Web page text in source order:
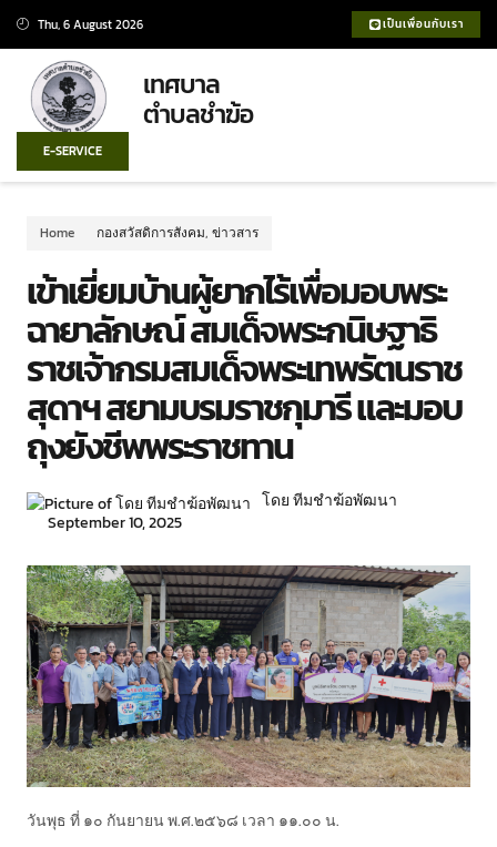
Thu, 6 August 2026 เป็นเพื่อนกับเรา
เทศบาล
ตำบลชำฆ้อ
E-SERVICE
Home กองสวัสดิการสังคม, ข่าวสาร
เข้าเยี่ยมบ้านผู้ยากไร้เพื่อมอบพระ
ฉายาลักษณ์ สมเด็จพระกนิษฐาธิ
ราชเจ้ากรมสมเด็จพระเทพรัตนราช
สุดาฯ สยามบรมราชกุมารี และมอบ
ถุงยังชีพพระราชทาน
โดย ทีมชำฆ้อพัฒนา
September 10, 2025
วันพุธ ที่ ๑๐ กันยายน พ.ศ.๒๕๖๘ เวลา ๑๑.๐๐ น.